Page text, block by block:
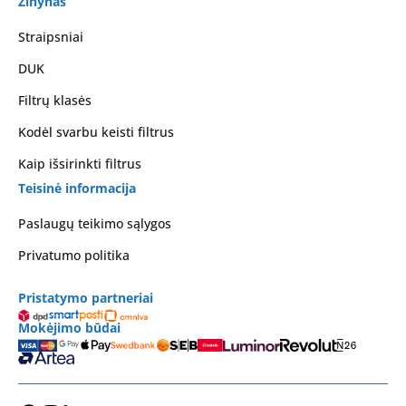
Straipsniai
DUK
Filtrų klasės
Kodėl svarbu keisti filtrus
Kaip išsirinkti filtrus
Teisinė informacija
Paslaugų teikimo sąlygos
Privatumo politika
Pristatymo partneriai
Mokėjimo būdai